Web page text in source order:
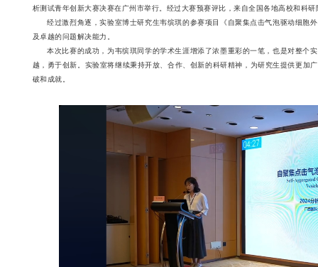
析测试青年创新大赛决赛在广州市举行。经过大赛预赛评比，来自全国各地高校和科
经过激烈角逐，实验室博士研究生韦缤琪的参赛项目《自聚集点击气泡驱动细胞
及卓越的问题解决能力。
本次比赛的成功，为韦缤琪同学的学术生涯增添了浓墨重彩的一笔，也是对整个
越，勇于创新。实验室将继续秉持开放、合作、创新的科研精神，为研究生提供更加
破和成就。